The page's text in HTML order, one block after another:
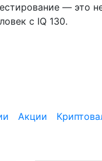
— это
с IQ 130.
Акции